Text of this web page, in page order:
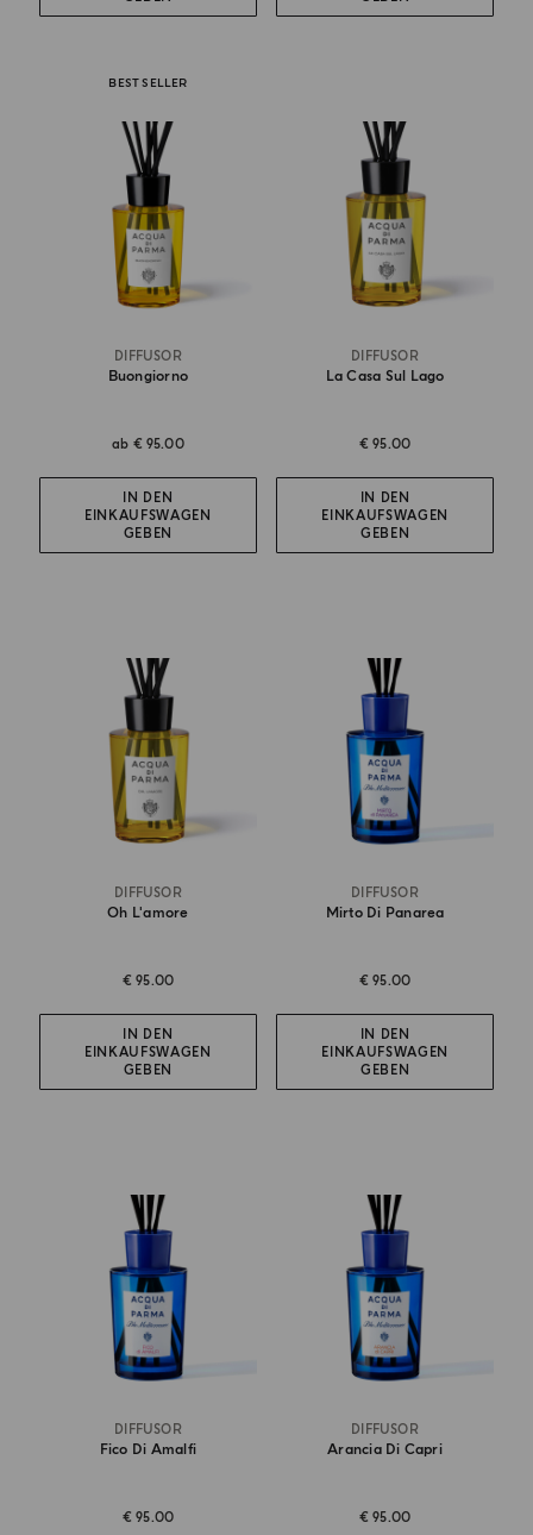
BEST SELLER
DIFFUSOR
Buongiorno
ab € 95.00
IN DEN
EINKAUFSWAGEN
GEBEN
DIFFUSOR
La Casa Sul Lago
€ 95.00
IN DEN
EINKAUFSWAGEN
GEBEN
DIFFUSOR
Oh L'amore
€ 95.00
IN DEN
EINKAUFSWAGEN
GEBEN
DIFFUSOR
Mirto Di Panarea
€ 95.00
IN DEN
EINKAUFSWAGEN
GEBEN
DIFFUSOR
Fico Di Amalfi
€ 95.00
DIFFUSOR
Arancia Di Capri
€ 95.00